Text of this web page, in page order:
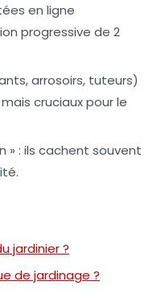
en ligne
progressive de 2
arrosoirs, tuteurs)
cruciaux pour le
» : ils cachent souvent
jardinier ?
de jardinage ?